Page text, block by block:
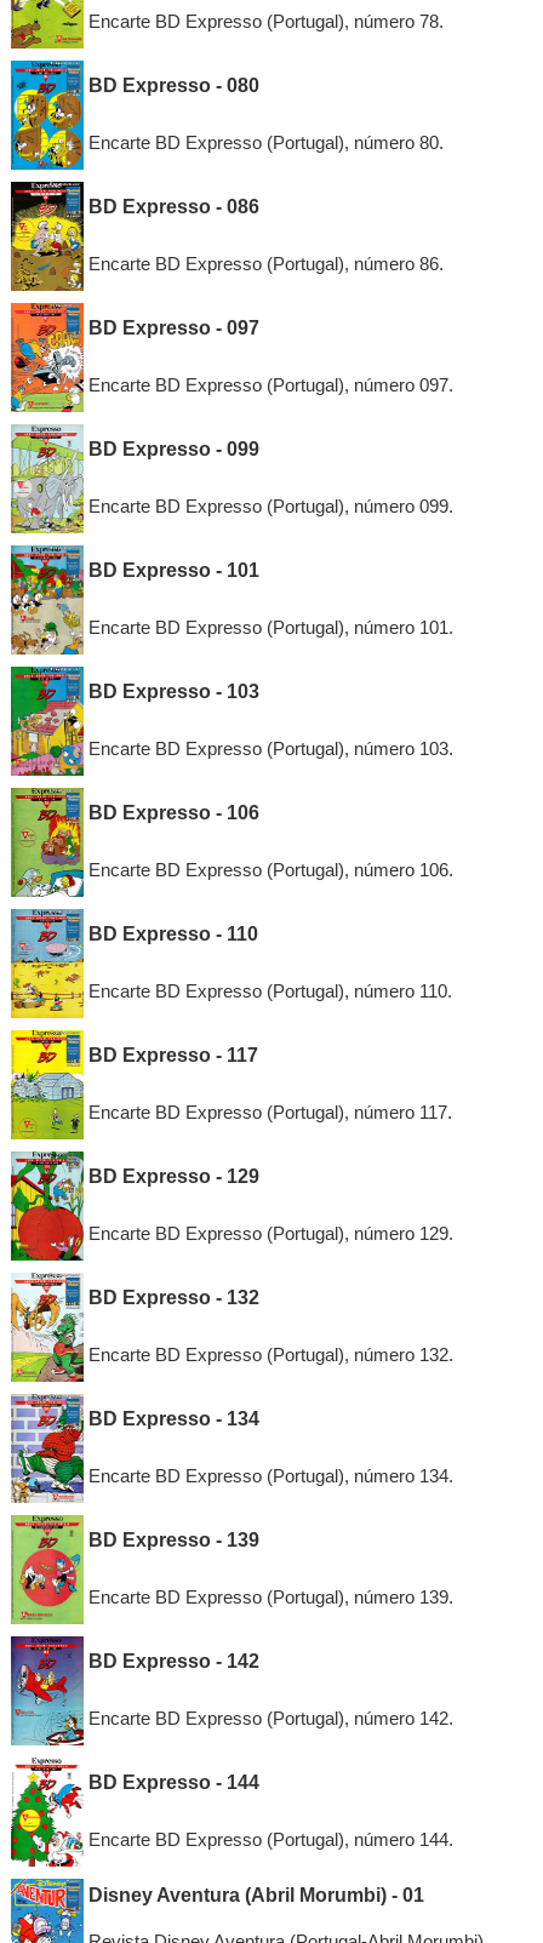
Encarte BD Expresso (Portugal), número 78.
BD Expresso - 080
Encarte BD Expresso (Portugal), número 80.
BD Expresso - 086
Encarte BD Expresso (Portugal), número 86.
BD Expresso - 097
Encarte BD Expresso (Portugal), número 097.
BD Expresso - 099
Encarte BD Expresso (Portugal), número 099.
BD Expresso - 101
Encarte BD Expresso (Portugal), número 101.
BD Expresso - 103
Encarte BD Expresso (Portugal), número 103.
BD Expresso - 106
Encarte BD Expresso (Portugal), número 106.
BD Expresso - 110
Encarte BD Expresso (Portugal), número 110.
BD Expresso - 117
Encarte BD Expresso (Portugal), número 117.
BD Expresso - 129
Encarte BD Expresso (Portugal), número 129.
BD Expresso - 132
Encarte BD Expresso (Portugal), número 132.
BD Expresso - 134
Encarte BD Expresso (Portugal), número 134.
BD Expresso - 139
Encarte BD Expresso (Portugal), número 139.
BD Expresso - 142
Encarte BD Expresso (Portugal), número 142.
BD Expresso - 144
Encarte BD Expresso (Portugal), número 144.
Disney Aventura (Abril Morumbi) - 01